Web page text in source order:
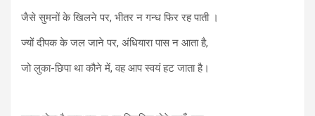
जैसे सुमनों के खिलने पर, भीतर न गन्ध फिर रह पाती ।
ज्यों दीपक के जल जाने पर, अंधियारा पास न आता है,
जो लुका-छिपा था कौने में, वह आप स्वयं हट जाता है।